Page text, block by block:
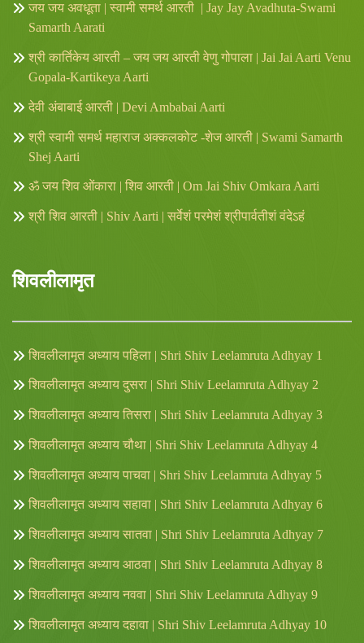
जय जय अवधूता | स्वामी समर्थ आरती | Jay Jay Avadhuta-Swami
Samarth Aarati
श्री कार्तिकेय आरती – जय जय आरती वेणु गोपाला | Jai Jai Aarti Venu
Gopala-Kartikeya Aarti
देवी अंबाबाई आरती | Devi Ambabai Aarti
श्री स्वामी समर्थ महाराज अक्कलकोट -शेज आरती | Swami Samarth
Shej Aarti
ॐ जय शिव ओंकारा | शिव आरती | Om Jai Shiv Omkara Aarti
श्री शिव आरती | Shiv Aarti | सर्वेशं परमेशं श्रीपार्वतीशं वंदेऽहं
शिवलीलामृत
शिवलीलामृत अध्याय पहिला | Shri Shiv Leelamruta Adhyay 1
शिवलीलामृत अध्याय दुसरा | Shri Shiv Leelamruta Adhyay 2
शिवलीलामृत अध्याय तिसरा | Shri Shiv Leelamruta Adhyay 3
शिवलीलामृत अध्याय चौथा | Shri Shiv Leelamruta Adhyay 4
शिवलीलामृत अध्याय पाचवा | Shri Shiv Leelamruta Adhyay 5
शिवलीलामृत अध्याय सहावा | Shri Shiv Leelamruta Adhyay 6
शिवलीलामृत अध्याय सातवा | Shri Shiv Leelamruta Adhyay 7
शिवलीलामृत अध्याय आठवा | Shri Shiv Leelamruta Adhyay 8
शिवलीलामृत अध्याय नववा | Shri Shiv Leelamruta Adhyay 9
शिवलीलामृत अध्याय दहावा | Shri Shiv Leelamruta Adhyay 10